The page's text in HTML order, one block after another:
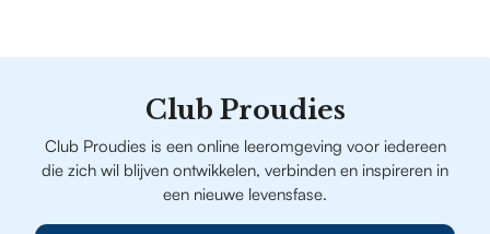
Club Proudies
Club Proudies is een online leeromgeving voor iedereen
die zich wil blijven ontwikkelen, verbinden en inspireren in
een nieuwe levensfase.